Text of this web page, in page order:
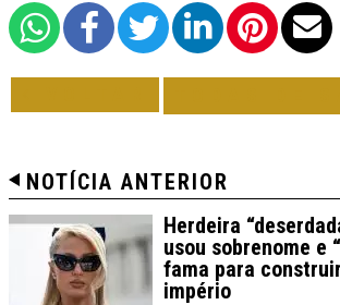
NOTÍCIA ANTERIOR
Herdeira
usou sobrenome e
fama para
império